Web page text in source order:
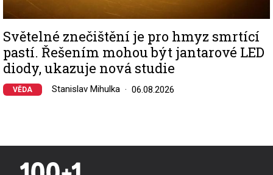
Světelné znečištění je pro hmyz smrtící
pastí. Řešením mohou být jantarové LED
diody, ukazuje nová studie
VĚDA Stanislav Mihulka 06.08.2026